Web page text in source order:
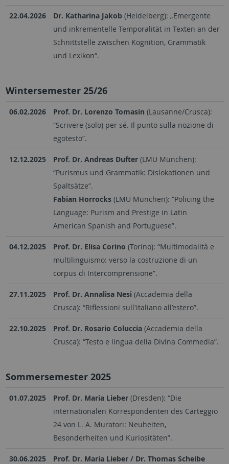
22.04.2026 Dr. Katharina Jakob (Heidelberg): „Emergente
und inkrementelle Temporalität in Texten an der
Schnittstelle zwischen Kognition, Grammatik
und Lexikon“.
Wintersemester 25/26
06.02.2026 Prof. Dr. Lorenzo Tomasin (Lausanne/Crusca):
“Scrivere (solo) per sé. Il punto sulla nozione di
egotesto”.
12.12.2025 Prof. Dr. Andreas Dufter(LMU München):
“Purismus und Grammatik: Dislokationen und
Spaltsätze”.
Fabian Horrocks(LMU München): “Policing the
Language: Purism and Prestige in Latin
American Spanish and Portuguese”.
04.12.2025 Prof. Dr. Elisa Corino (Torino): “Multimodalità e
multilinguismo: verso la costruzione di un
corpus di Intercomprensione”.
27.11.2025 Prof. Dr. Annalisa Nesi (Accademia della
Crusca): “Riflessioni sull'italiano all’estero”.
22.10.2025 Prof. Dr. Rosario Coluccia(Accademia della
Crusca): “Testo e lingua della Divina Commedia”.
Sommersemester 2025
01.07.2025 Prof. Dr. Maria Lieber(Dresden): “Die
internationalen Korrespondenten des Carteggio
24 von L. A. Muratori: Neuheiten,
Besonderheiten und Kuriositäten”.
30.06.2025
Prof. Dr. Maria Lieber / Dr. Thomas Scheibe